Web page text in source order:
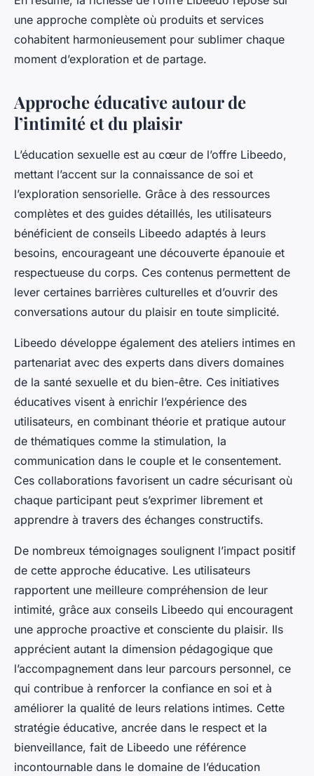
une approche complète où produits et services
cohabitent harmonieusement pour sublimer chaque
moment d’exploration et de partage.
Approche éducative autour de
l’intimité et du plaisir
L’éducation sexuelle est au cœur de l’offre Libeedo,
mettant l’accent sur la connaissance de soi et
l’exploration sensorielle. Grâce à des ressources
complètes et des guides détaillés, les utilisateurs
bénéficient de conseils Libeedo adaptés à leurs
besoins, encourageant une découverte épanouie et
respectueuse du corps. Ces contenus permettent de
lever certaines barrières culturelles et d’ouvrir des
conversations autour du plaisir en toute simplicité.
Libeedo développe également des ateliers intimes en
partenariat avec des experts dans divers domaines
de la santé sexuelle et du bien-être. Ces initiatives
éducatives visent à enrichir l’expérience des
utilisateurs, en combinant théorie et pratique autour
de thématiques comme la stimulation, la
communication dans le couple et le consentement.
Ces collaborations favorisent un cadre sécurisant où
chaque participant peut s’exprimer librement et
apprendre à travers des échanges constructifs.
De nombreux témoignages soulignent l’impact positif
de cette approche éducative. Les utilisateurs
rapportent une meilleure compréhension de leur
intimité, grâce aux conseils Libeedo qui encouragent
une approche proactive et consciente du plaisir. Ils
apprécient autant la dimension pédagogique que
l’accompagnement dans leur parcours personnel, ce
qui contribue à renforcer la confiance en soi et à
améliorer la qualité de leurs relations intimes. Cette
stratégie éducative, ancrée dans le respect et la
bienveillance, fait de Libeedo une référence
incontournable dans le domaine de l’éducation